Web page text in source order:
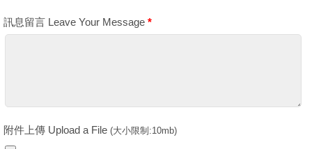
訊息留言 Leave Your Message *
附件上傳 Upload a File (大小限制:10mb)